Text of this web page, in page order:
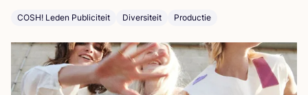
COSH! Leden Publiciteit Diversiteit Productie